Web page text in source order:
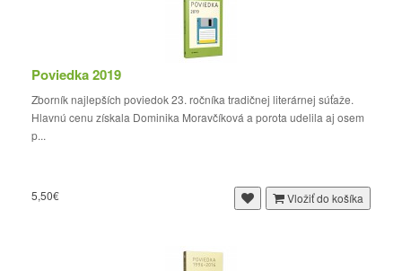
Poviedka 2019
Zborník najlepších poviedok 23. ročníka tradičnej literárnej súťaže.
Hlavnú cenu získala Dominika Moravčíková a porota udelila aj osem
p...
5,50€ Vložiť do košíka